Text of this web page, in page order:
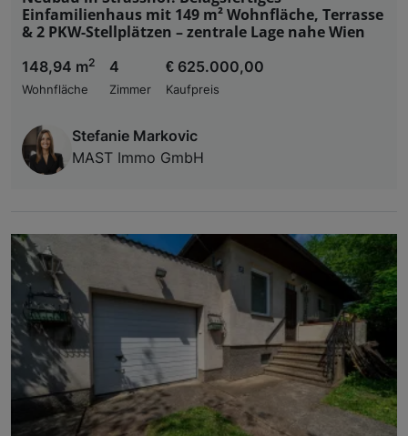
Einfamilienhaus mit 149 m² Wohnfläche, Terrasse
& 2 PKW-Stellplätzen – zentrale Lage nahe Wien
148,94 m2
Wohnfläche
4
Zimmer
€ 625.000,00
Kaufpreis
Stefanie Markovic
MAST Immo GmbH